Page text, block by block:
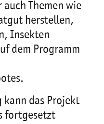
Themen wie
herstellen,
Insekten
dem Programm
kann das Projekt
fortgesetzt